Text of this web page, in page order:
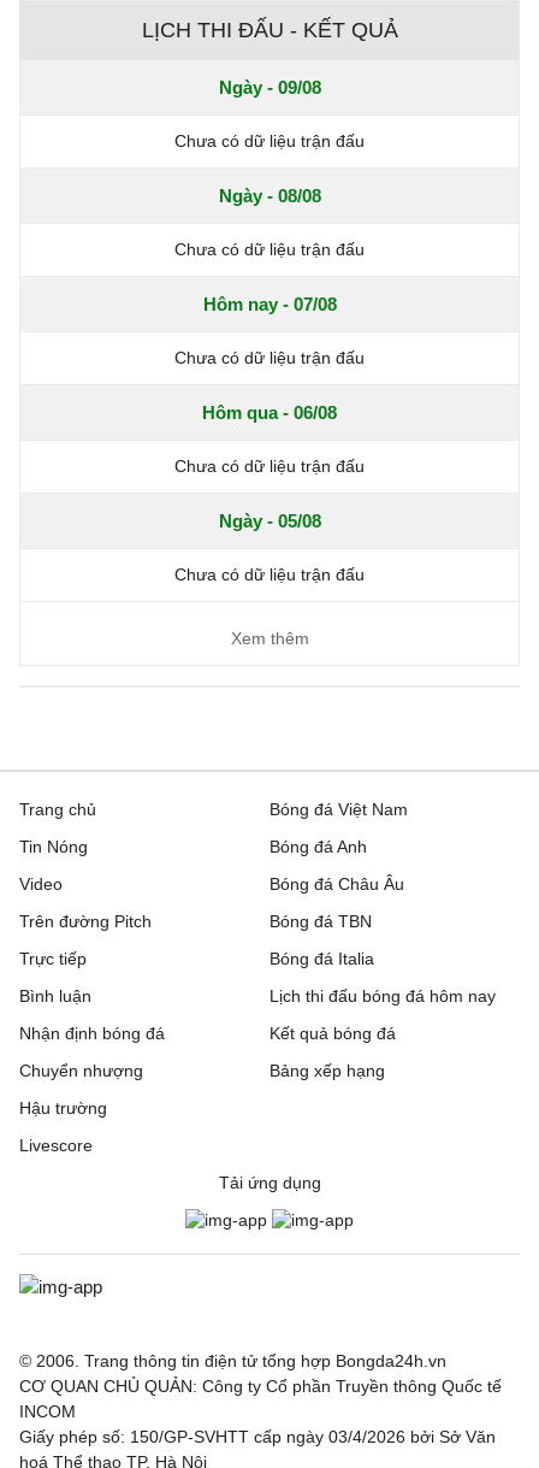
LỊCH THI ĐẤU - KẾT QUẢ
Ngày - 09/08
Chưa có dữ liệu trận đấu
Ngày - 08/08
Chưa có dữ liệu trận đấu
Hôm nay - 07/08
Chưa có dữ liệu trận đấu
Hôm qua - 06/08
Chưa có dữ liệu trận đấu
Ngày - 05/08
Chưa có dữ liệu trận đấu
Xem thêm
Trang chủ
Tin Nóng
Video
Trên đường Pitch
Trực tiếp
Bóng đá Việt Nam
Bóng đá Anh
Bóng đá Châu Âu
Bóng đá TBN
Bóng đá Italia
Bình luận
Nhận định bóng đá
Chuyển nhượng
Hậu trường
Livescore
Lịch thi đấu bóng đá hôm nay
Kết quả bóng đá
Bảng xếp hạng
Tải ứng dụng
© 2006. Trang thông tin điện tử tổng hợp Bongda24h.vn
CƠ QUAN CHỦ QUẢN: Công ty Cổ phần Truyền thông Quốc tế
INCOM
Giấy phép số: 150/GP-SVHTT cấp ngày 03/4/2026 bởi Sở Văn
hoá Thể thao TP. Hà Nội